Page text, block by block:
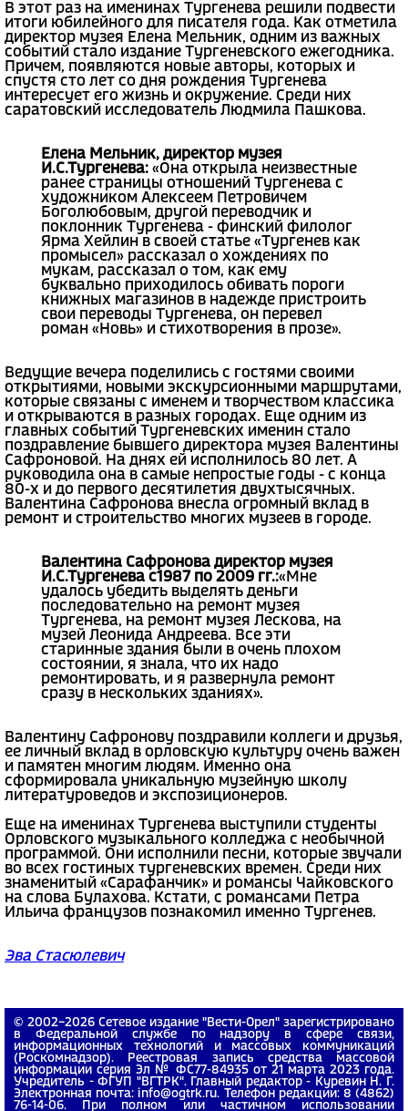
В этот раз на именинах Тургенева решили подвести
итоги юбилейного для писателя года. Как отметила
директор музея Елена Мельник, одним из важных
событий стало издание Тургеневского ежегодника.
Причем, появляются новые авторы, которых и
спустя сто лет со дня рождения Тургенева
интересует его жизнь и окружение. Среди них
саратовский исследователь Людмила Пашкова.
Елена Мельник, директор музея
И.С.Тургенева: «Она открыла неизвестные
ранее страницы отношений Тургенева с
художником Алексеем Петровичем
Боголюбовым, другой переводчик и
поклонник Тургенева - финский филолог
Ярма Хейлин в своей статье «Тургенев как
промысел» рассказал о хождениях по
мукам, рассказал о том, как ему
буквально приходилось обивать пороги
книжных магазинов в надежде пристроить
свои переводы Тургенева, он перевел
роман «Новь» и стихотворения в прозе».
Ведущие вечера поделились с гостями своими
открытиями, новыми экскурсионными маршрутами,
которые связаны с именем и творчеством классика
и открываются в разных городах. Еще одним из
главных событий Тургеневских именин стало
поздравление бывшего директора музея Валентины
Сафроновой. На днях ей исполнилось 80 лет. А
руководила она в самые непростые годы - с конца
80-х и до первого десятилетия двухтысячных.
Валентина Сафронова внесла огромный вклад в
ремонт и строительство многих музеев в городе.
Валентина Сафронова директор музея
И.С.Тургенева с1987 по 2009 гг.:«Мне
удалось убедить выделять деньги
последовательно на ремонт музея
Тургенева, на ремонт музея Лескова, на
музей Леонида Андреева. Все эти
старинные здания были в очень плохом
состоянии, я знала, что их надо
ремонтировать, и я развернула ремонт
сразу в нескольких зданиях».
Валентину Сафронову поздравили коллеги и друзья,
ее личный вклад в орловскую культуру очень важен
и памятен многим людям. Именно она
сформировала уникальную музейную школу
литературоведов и экспозиционеров.
Еще на именинах Тургенева выступили студенты
Орловского музыкального колледжа с необычной
программой. Они исполнили песни, которые звучали
во всех гостиных тургеневских времен. Среди них
знаменитый «Сарафанчик» и романсы Чайковского
на слова Булахова. Кстати, с романсами Петра
Ильича французов познакомил именно Тургенев.
Эва Стасюлевич
© 2002−2026 Сетевое издание "Вести-Орел" зарегистрировано
в Федеральной службе по надзору в сфере связи,
информационных технологий и массовых коммуникаций
(Роскомнадзор). Реестровая запись средства массовой
информации серия Эл № ФС77-84935 от 21 марта 2023 года.
Учредитель - ФГУП "ВГТРК". Главный редактор - Куревин Н. Г.
Электронная почта: info@ogtrk.ru. Телефон редакции: 8 (4862)
76-14-06. При полном или частичном использовании